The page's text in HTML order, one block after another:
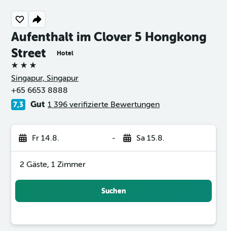
Aufenthalt im Clover 5 Hongkong
Street
Hotel
3 Sterne
Singapur, Singapur
+65 6653 8888
7,3 Gut 1 396 verifizierte Bewertungen
Fr 14.8. - Sa 15.8.
2 Gäste, 1 Zimmer
Suchen